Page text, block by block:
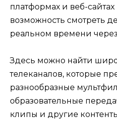
платформах и веб-сайтах
возможность смотреть
реальном времени
Здесь можно найти
телеканалов, которые
разнообразные
образовательные
клипы и другие